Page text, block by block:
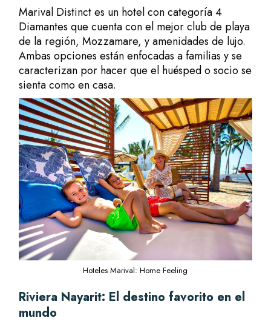
Marival Distinct es un hotel con categoría 4
Diamantes que cuenta con el mejor club de playa
de la región,Mozzamare, y amenidades de lujo.
Ambas opciones están enfocadas a familias y se
caracterizan por hacer que el huésped o socio se
sienta como en casa.
Hoteles Marival: Home Feeling
Riviera Nayarit: El destino favorito en el
mundo